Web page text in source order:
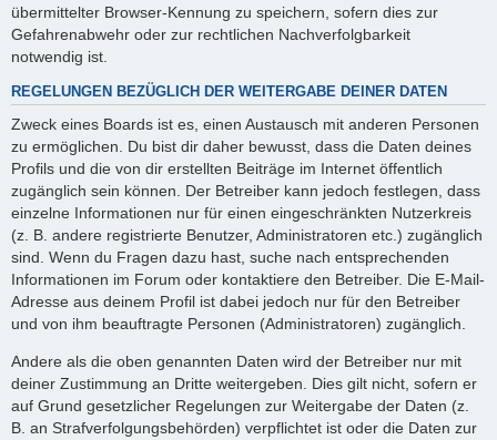
übermittelter Browser-Kennung zu speichern, sofern dies zur
Gefahrenabwehr oder zur rechtlichen Nachverfolgbarkeit
notwendig ist.
REGELUNGEN BEZÜGLICH DER WEITERGABE DEINER DATEN
Zweck eines Boards ist es, einen Austausch mit anderen Personen
zu ermöglichen. Du bist dir daher bewusst, dass die Daten deines
Profils und die von dir erstellten Beiträge im Internet öffentlich
zugänglich sein können. Der Betreiber kann jedoch festlegen, dass
einzelne Informationen nur für einen eingeschränkten Nutzerkreis
(z. B. andere registrierte Benutzer, Administratoren etc.) zugänglich
sind. Wenn du Fragen dazu hast, suche nach entsprechenden
Informationen im Forum oder kontaktiere den Betreiber. Die E-Mail-
Adresse aus deinem Profil ist dabei jedoch nur für den Betreiber
und von ihm beauftragte Personen (Administratoren) zugänglich.
Andere als die oben genannten Daten wird der Betreiber nur mit
deiner Zustimmung an Dritte weitergeben. Dies gilt nicht, sofern er
auf Grund gesetzlicher Regelungen zur Weitergabe der Daten (z.
B. an Strafverfolgungsbehörden) verpflichtet ist oder die Daten zur